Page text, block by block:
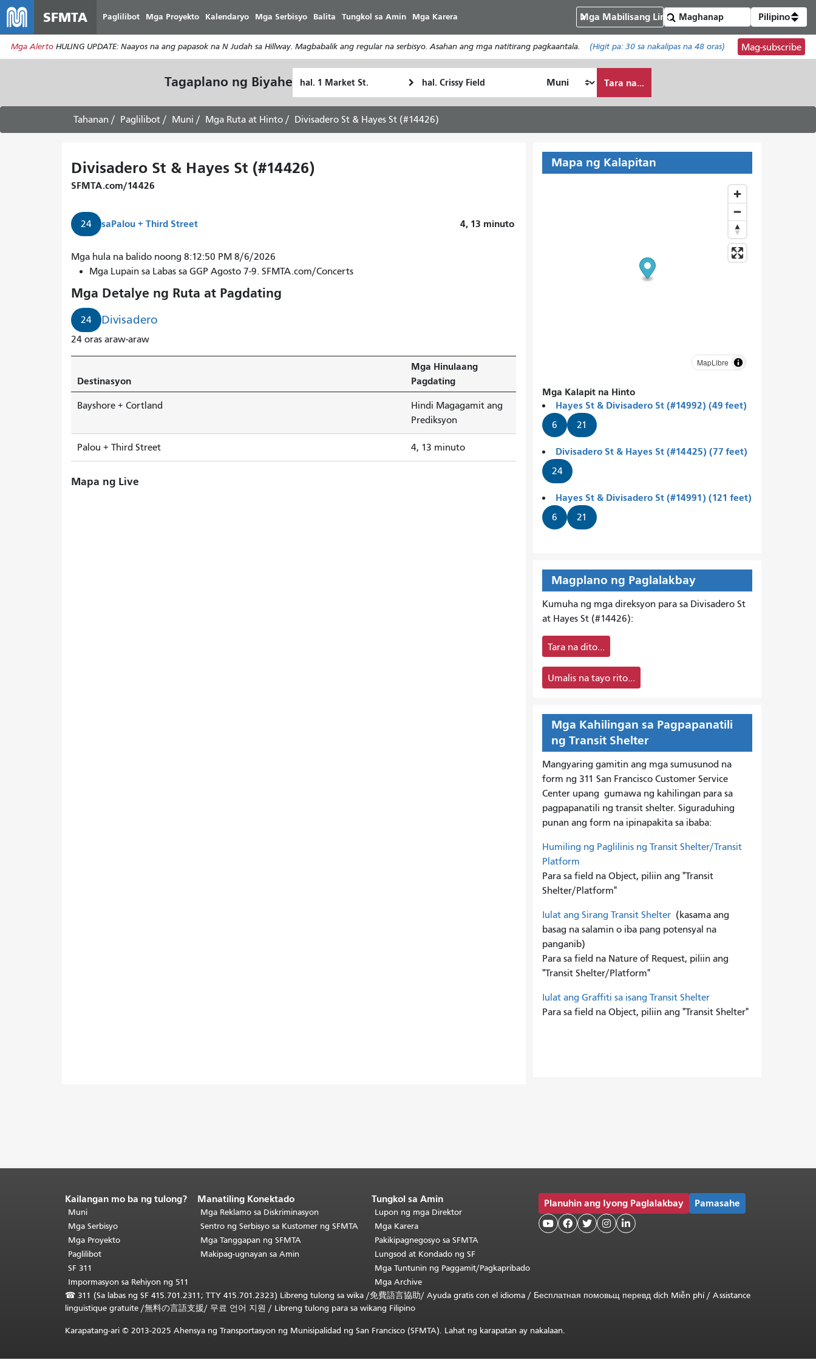
ang
pangunahing
nilalaman
SFMTA Paglilibot Mga Proyekto Kalendaryo Mga Serbisyo Balita Tungkol sa Amin Mga Karera Mga Mabilisang Link Pilipino
Mga Alerto HULING UPDATE: Naayos na ang papasok na N Judah sa Hillway. Magbabalik ang regular na serbisyo. Asahan ang mga natitirang pagkaantala. (Higit pa: 30 sa nakalipas na 48 oras) Mag-subscribe
Tagaplano ng Biyahe
Pagtatapos
Paano
ko
maglakbay
Tara na...
Tahanan Paglilibot Muni Mga Ruta at Hinto Divisadero St & Hayes St (#14426)
Divisadero St & Hayes St (#14426)
SFMTA.com/14426
24 saPalou + Third Street 4, 13 minuto
Darating
ang
24
Divisadero
sa
loob
ng
4
minuto.
Mga hula na balido noong 8:12:50 PM 8/6/2026
Mga Lupain sa Labas sa GGP Agosto 7-9. SFMTA.com/Concerts
Mga Detalye ng Ruta at Pagdating
24 Divisadero
24 oras araw-araw
Destinasyon
Mga Hinulaang
Pagdating
Bayshore + Cortland
Hindi Magagamit ang
Prediksyon
Palou + Third Street 4, 13 minuto
Mapa ng Live
Mapa ng Kalapitan
MapLibre
Mga Kalapit na Hinto
Hayes St & Divisadero St (#14992) (49 feet)
6 21
Divisadero St & Hayes St (#14425) (77 feet)
24
Hayes St & Divisadero St (#14991) (121 feet)
6 21
Magplano ng Paglalakbay
Kumuha ng mga direksyon para sa Divisadero St
at Hayes St (#14426):
Tara na dito...
Umalis na tayo rito...
Mga Kahilingan sa Pagpapanatili
ng Transit Shelter
Mangyaring gamitin ang mga sumusunod na
form ng 311 San Francisco Customer Service
Center upang gumawa ng kahilingan para sa
pagpapanatili ng transit shelter. Siguraduhing
punan ang form na ipinapakita sa ibaba:
Humiling ng Paglilinis ng Transit Shelter/Transit
Platform
Para sa field na Object, piliin ang "Transit
Shelter/Platform"
Iulat ang Sirang Transit Shelter(kasama ang
basag na salamin o iba pang potensyal na
panganib)
Para sa field na Nature of Request, piliin ang
"Transit Shelter/Platform"
Iulat ang Graffiti sa isang Transit Shelter
Para sa field na Object, piliin ang "Transit Shelter"
Katapusan
ng
nilalaman
ng
pahina.Ang
natitirang
pahinang
ito
ay
Kailangan mo ba ng tulong?
Muni
Mga Serbisyo
Mga Proyekto
Paglilibot
SF 311
Impormasyon sa Rehiyon ng 511
Manatiling Konektado
Mga Reklamo sa Diskriminasyon
Sentro ng Serbisyo sa Kustomer ng SFMTA
Mga Tanggapan ng SFMTA
Makipag-ugnayan sa Amin
Tungkol sa Amin
Lupon ng mga Direktor
Mga Karera
Pakikipagnegosyo sa SFMTA
Lungsod at Kondado ng SF
Mga Tuntunin ng Paggamit/Pagkapribado
Mga Archive
Planuhin ang Iyong Paglalakbay Pamasahe
    
☎ 311 (Sa labas ng SF 415.701.2311; TTY 415.701.2323) Libreng tulong sa wika /免費語言協助/ Ayuda gratis con el idioma / Бесплатная помовьщ перевд dịch Miễn phí/ Assistance
linguistique gratuite /無料の言語支援/ 무료 언어 지원 / Libreng tulong para sa wikang Filipino
Karapatang-ari © 2013-2025 Ahensya ng Transportasyon ng Munisipalidad ng San Francisco (SFMTA). Lahat ng karapatan ay nakalaan.